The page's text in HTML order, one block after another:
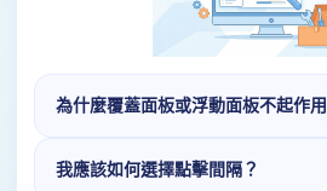
為什麼覆蓋面板或浮動面板不起作用
我應該如何選擇點擊間隔？